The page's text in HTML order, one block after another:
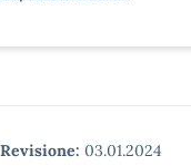
Revisione: 03.01.2024